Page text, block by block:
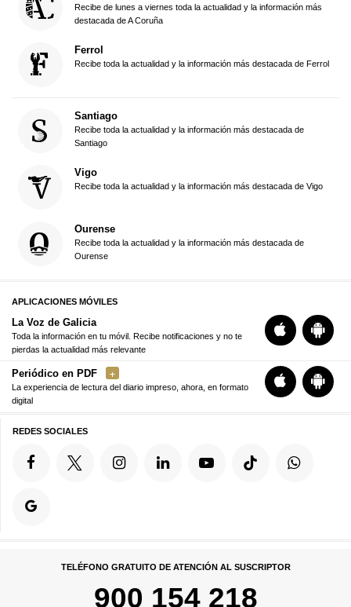
Recibe de lunes a viernes toda la actualidad y la información más
destacada de A Coruña
Ferrol
Recibe toda la actualidad y la información más destacada de Ferrol
Santiago
Recibe toda la actualidad y la información más destacada de
Santiago
Vigo
Recibe toda la actualidad y la información más destacada de Vigo
Ourense
Recibe toda la actualidad y la información más destacada de
Ourense
APLICACIONES MÓVILES
La Voz de Galicia
Toda la información en tu móvil. Recibe notificaciones y no te
pierdas la actualidad más relevante
Periódico en PDF
La experiencia de lectura del diario impreso, ahora, en formato
digital
REDES SOCIALES
TELÉFONO GRATUITO DE ATENCIÓN AL SUSCRIPTOR
900 154 218